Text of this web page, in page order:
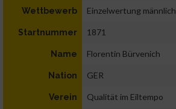
Wettbewerb Einzelwertung männlich
Startnummer 1871
Name Florentin Bürvenich
Nation GER
Verein Qualität im Eiltempo